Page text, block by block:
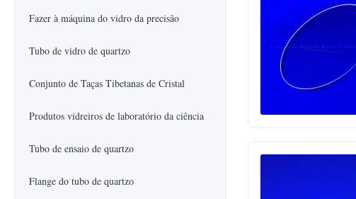
Fazer à máquina do vidro da precisão
Tubo de vidro de quartzo
Conjunto de Taças Tibetanas de Cristal
Produtos vidreiros de laboratório da ciência
Tubo de ensaio de quartzo
Flange do tubo de quartzo